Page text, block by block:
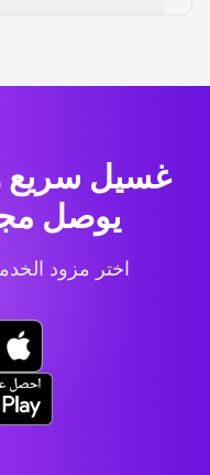
غسيل سريع
يوصل
اختر مزود